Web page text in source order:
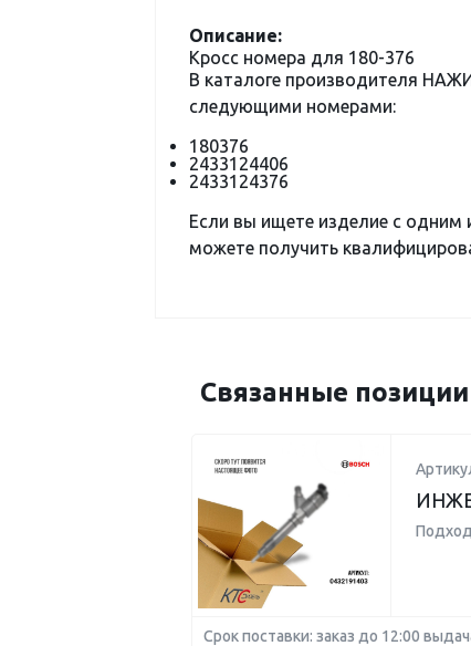
Описание:
Кросс номера для 180-376
В каталоге производителя
следующими номерами:
180376
2433124406
2433124376
Если вы ищете изделие с одним
можете получить
Связанные позиции
Срок поставки: заказ до 12:00